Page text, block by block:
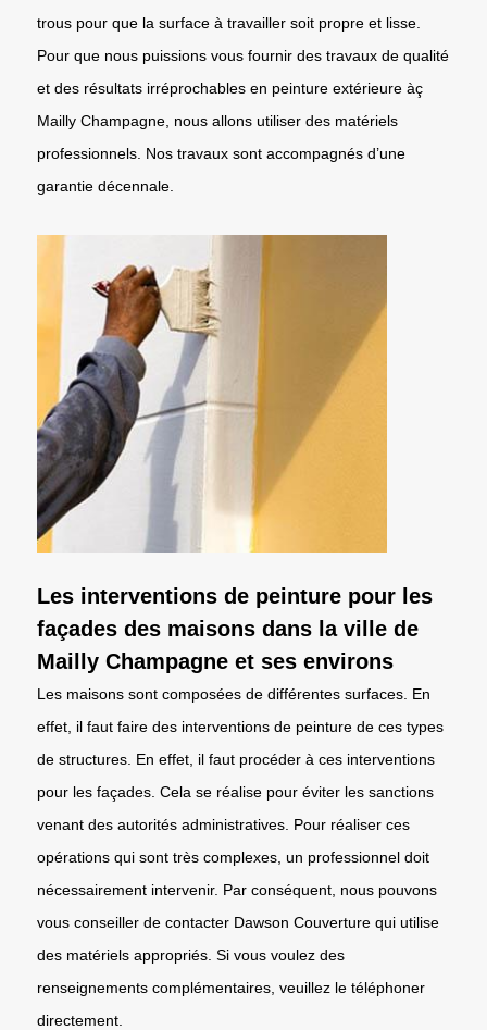
trous pour que la surface à travailler soit propre et lisse.
Pour que nous puissions vous fournir des travaux de qualité
et des résultats irréprochables en peinture extérieure àç
Mailly Champagne, nous allons utiliser des matériels
professionnels. Nos travaux sont accompagnés d’une
garantie décennale.
Les interventions de peinture pour les
façades des maisons dans la ville de
Mailly Champagne et ses environs
Les maisons sont composées de différentes surfaces. En
effet, il faut faire des interventions de peinture de ces types
de structures. En effet, il faut procéder à ces interventions
pour les façades. Cela se réalise pour éviter les sanctions
venant des autorités administratives. Pour réaliser ces
opérations qui sont très complexes, un professionnel doit
nécessairement intervenir. Par conséquent, nous pouvons
vous conseiller de contacter Dawson Couverture qui utilise
des matériels appropriés. Si vous voulez des
renseignements complémentaires, veuillez le téléphoner
directement.